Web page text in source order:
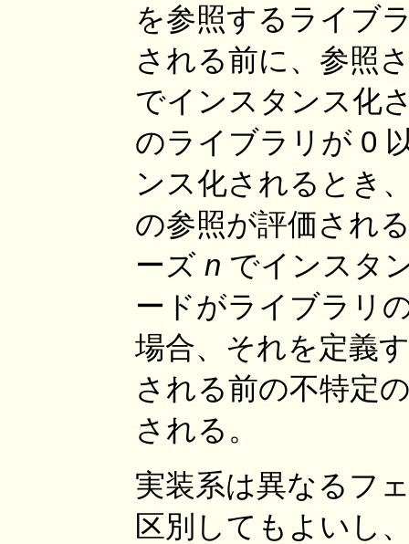
を参照するライブ
される前に、参照
でインスタンス化
のライブラリが 0
ンス化されるとき
の参照が評価され
ーズ n でインスタ
ードがライブラリ
場合、それを定義
される前の不特定
される。
実装系は異なるフ
区別してもよいし